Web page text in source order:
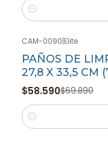
Cantidad
-16% OFF
CAM-0090|Elite
PAÑOS DE
27,8 X 33,5 CM
$58.590$69.890
Cantidad